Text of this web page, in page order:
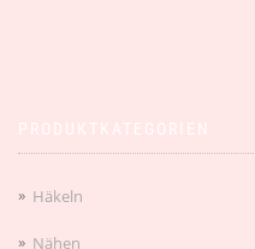
Häkeln
Nähen